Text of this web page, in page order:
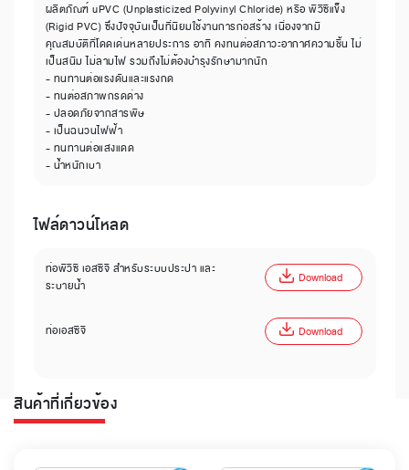
ผลิตภัณฑ์ uPVC (Unplasticized Polyvinyl Chloride) หรือ พีวีซีแข็ง
(Rigid PVC) ซึ่งปัจจุบันเป็นที่นิยมใช้งานการก่อสร้าง เนื่องจากมี
คุณสมบัติที่โดดเด่นหลายประการ อาทิ คงทนต่อสภาวะอากาศความชื้น ไม่
เป็นสนิม ไม่ลามไฟ รวมถึงไม่ต้องบำรุงรักษามากนัก
- ทนทานต่อแรงดันและแรงกด
- ทนต่อสภาพกรดด่าง
- ปลอดภัยจากสารพิษ
- เป็นฉนวนไฟฟ้า
- ทนทานต่อแสงแดด
- น้ำหนักเบา
ไฟล์ดาวน์โหลด
ท่อพีวีซี เอสซีจี สำหรับระบบประปา และ
ระบายน้ำ
Download
ท่อเอสซีจี Download
สินค้าที่เกี่ยวข้อง